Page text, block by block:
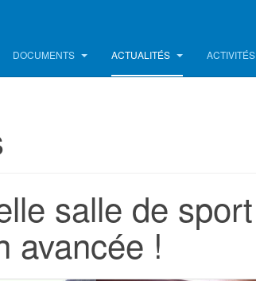
DOCUMENTS ACTUALITÉS ACTIVITÉS
salle de sport
avancée !